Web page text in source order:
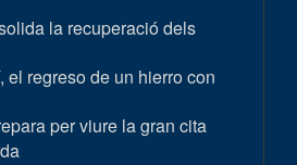
la recuperació dels
el regreso de un hierro con
per viure la gran cita